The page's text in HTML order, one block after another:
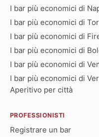
I bar più economici di
I bar più economici di
I bar più economici di
I bar più economici di
I bar più economici di
I bar più economici di
Aperitivo per città
PROFESSIONISTI
Registrare un bar